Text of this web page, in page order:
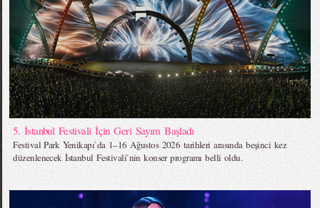
5. İstanbul Festivali İçin Geri Sayım Başladı
Festival Park Yenikapı`da 1–16 Ağustos 2026 tarihleri arasında beşinci kez
düzenlenecek İstanbul Festivali`nin konser programı belli oldu.